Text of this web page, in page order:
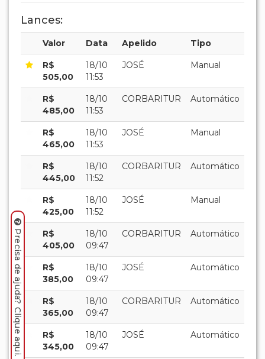
Lances:
Valor Data Apelido Tipo
R$
505,00
18/10
11:53
JOSÉ Manual
R$
485,00
18/10
11:53
CORBARITUR Automático
R$
465,00
18/10
11:53
JOSÉ Manual
R$
445,00
18/10
11:52
CORBARITUR Automático
R$
425,00
18/10
11:52
JOSÉ Manual
R$
405,00
18/10
09:47
CORBARITUR Automático
R$
385,00
18/10
09:47
JOSÉ Automático
R$
365,00
18/10
09:47
CORBARITUR Automático
R$
345,00
18/10
09:47
JOSÉ Automático
Precisa de ajuda? Clique aqui.